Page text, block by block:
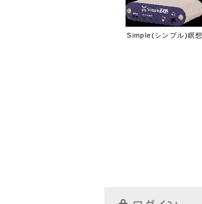
Simple(シンプル)瞑想